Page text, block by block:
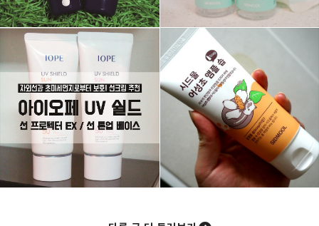
카카오스토리 밴드 네이버 블로그